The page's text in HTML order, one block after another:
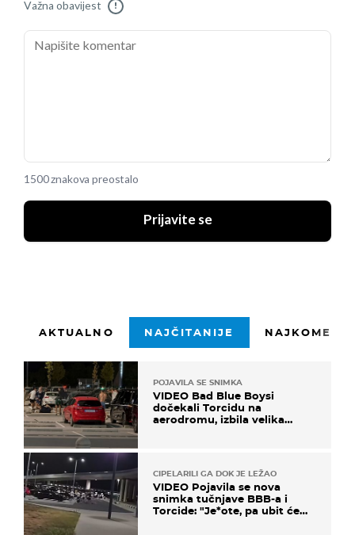
Važna obavijest !
1500 znakova preostalo
Prijavite se
AKTUALNO NAJČITANIJE
POJAVILA SE SNIMKA
VIDEO Bad Blue Boysi
dočekali Torcidu na
aerodromu, izbila velika
CIPELARILI GA DOK JE LEŽAO
VIDEO Pojavila se nova
snimka tučnjave BBB-a i
Torcide: "Je*ote, pa ubit će